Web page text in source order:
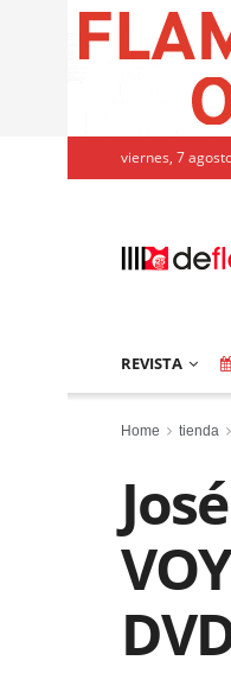
viernes, 7
REVISTA
Home tienda